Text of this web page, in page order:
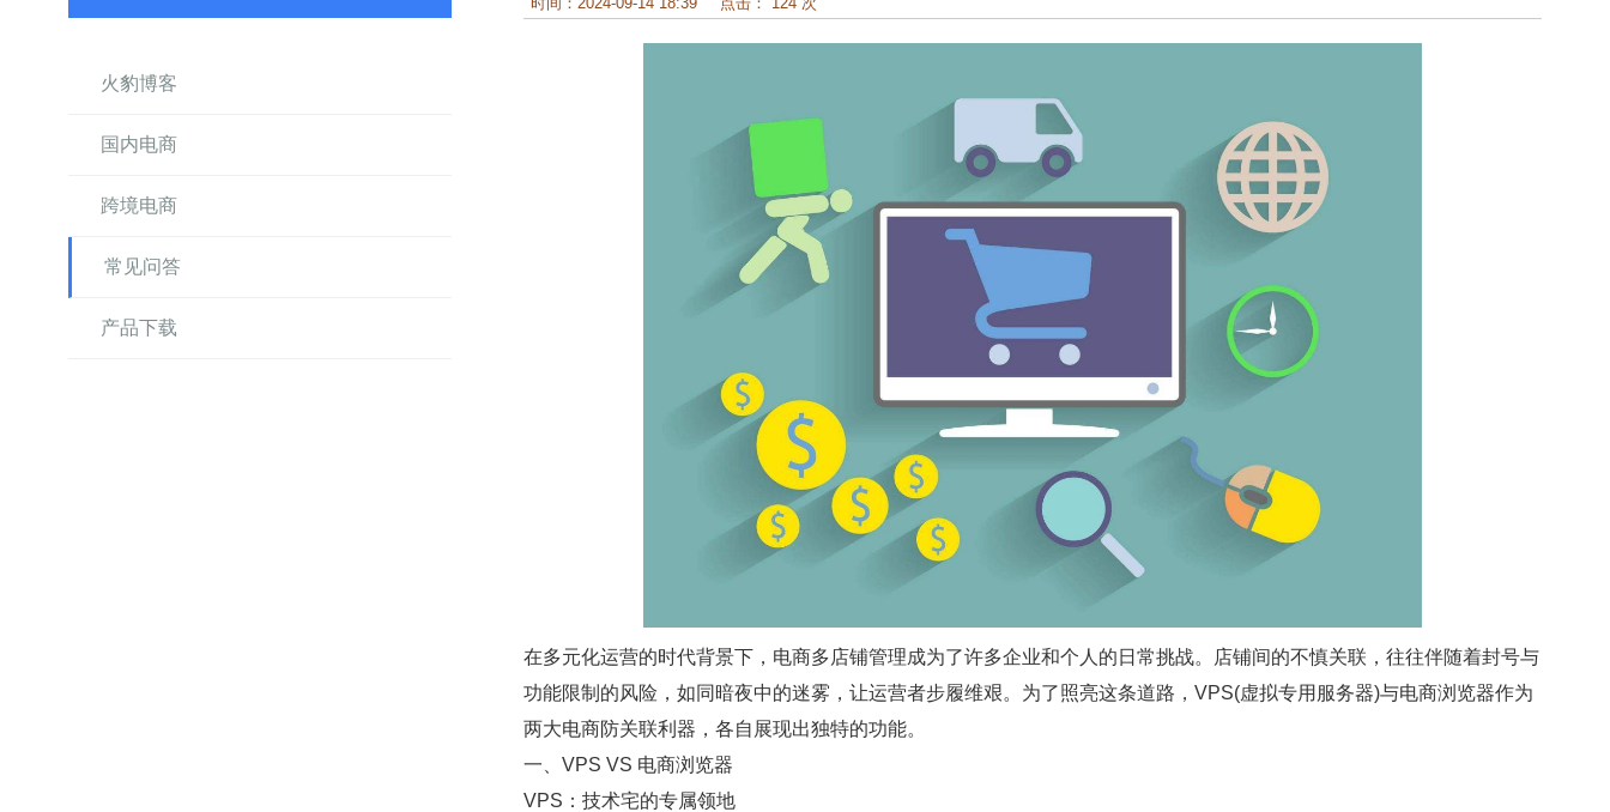
火豹博客
国内电商
跨境电商
常见问答
产品下载
在多元化运营的时代背景下，电商多店铺管理成为了许多企业和个人的日常挑战。店铺间的不慎关联，往往伴随着封号与
功能限制的风险，如同暗夜中的迷雾，让运营者步履维艰。为了照亮这条道路，VPS(虚拟专用服务器)与电商浏览器作为
两大电商防关联利器，各自展现出独特的功能。
一、VPS VS 电商浏览器
VPS：技术宅的专属领地